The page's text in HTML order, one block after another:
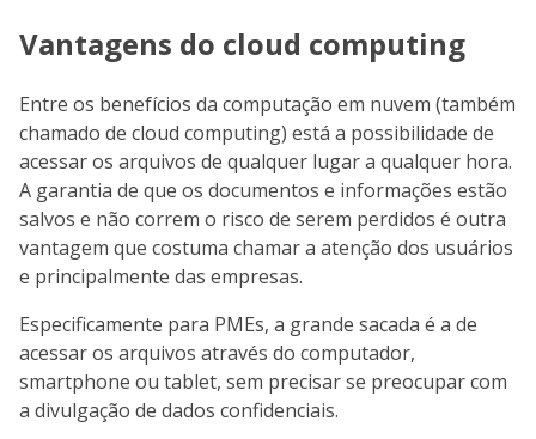
Vantagens do cloud computing
Entre os benefícios da computação em nuvem (também
chamado de cloud computing) está a possibilidade de
acessar os arquivos de qualquer lugar a qualquer hora.
A garantia de que os documentos e informações estão
salvos e não correm o risco de serem perdidos é outra
vantagem que costuma chamar a atenção dos usuários
e principalmente das empresas.
Especificamente para PMEs, a grande sacada é a de
acessar os arquivos através do computador,
smartphone ou tablet, sem precisar se preocupar com
a divulgação de dados confidenciais.